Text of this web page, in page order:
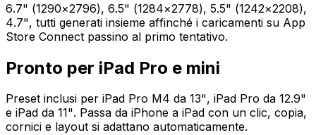
6.7" (1290×2796), 6.5" (1284×2778), 5.5" (1242×2208),
4.7", tutti generati insieme affinché i caricamenti su App
Store Connect passino al primo tentativo.
Pronto per iPad Pro e mini
Preset inclusi per iPad Pro M4 da 13", iPad Pro da 12.9"
e iPad da 11". Passa da iPhone a iPad con un clic, copia,
cornici e layout si adattano automaticamente.